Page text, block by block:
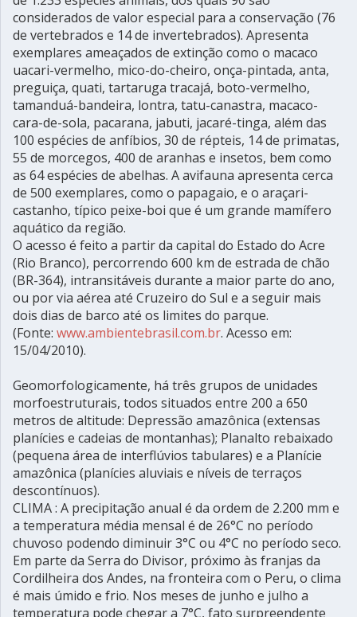
considerados de valor especial para a conservação (76
de vertebrados e 14 de invertebrados). Apresenta
exemplares ameaçados de extinção como o macaco
uacari-vermelho, mico-do-cheiro, onça-pintada, anta,
preguiça, quati, tartaruga tracajá, boto-vermelho,
tamanduá-bandeira, lontra, tatu-canastra, macaco-
cara-de-sola, pacarana, jabuti, jacaré-tinga, além das
100 espécies de anfíbios, 30 de répteis, 14 de primatas,
55 de morcegos, 400 de aranhas e insetos, bem como
as 64 espécies de abelhas. A avifauna apresenta cerca
de 500 exemplares, como o papagaio, e o araçari-
castanho, típico peixe-boi que é um grande mamífero
aquático da região.
O acesso é feito a partir da capital do Estado do Acre
(Rio Branco), percorrendo 600 km de estrada de chão
(BR-364), intransitáveis durante a maior parte do ano,
ou por via aérea até Cruzeiro do Sul e a seguir mais
dois dias de barco até os limites do parque.
(Fonte: www.ambientebrasil.com.br. Acesso em:
15/04/2010).
Geomorfologicamente, há três grupos de unidades
morfoestruturais, todos situados entre 200 a 650
metros de altitude: Depressão amazônica (extensas
planícies e cadeias de montanhas); Planalto rebaixado
(pequena área de interflúvios tabulares) e a Planície
amazônica (planícies aluviais e níveis de terraços
descontínuos).
CLIMA : A precipitação anual é da ordem de 2.200 mm e
a temperatura média mensal é de 26°C no período
chuvoso podendo diminuir 3°C ou 4°C no período seco.
Em parte da Serra do Divisor, próximo às franjas da
Cordilheira dos Andes, na fronteira com o Peru, o clima
é mais úmido e frio. Nos meses de junho e julho a
temperatura pode chegar a 7°C, fato surpreendente